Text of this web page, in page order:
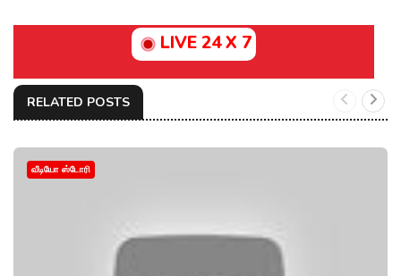
LIVE 24 X 7
RELATED POSTS
வீடியோ ஸ்டோரி